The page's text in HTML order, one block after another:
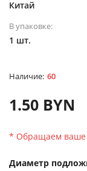
Китай
В упаковке:
1 шт.
60
1.50 BYN
* Обращаем ваше
Диаметр